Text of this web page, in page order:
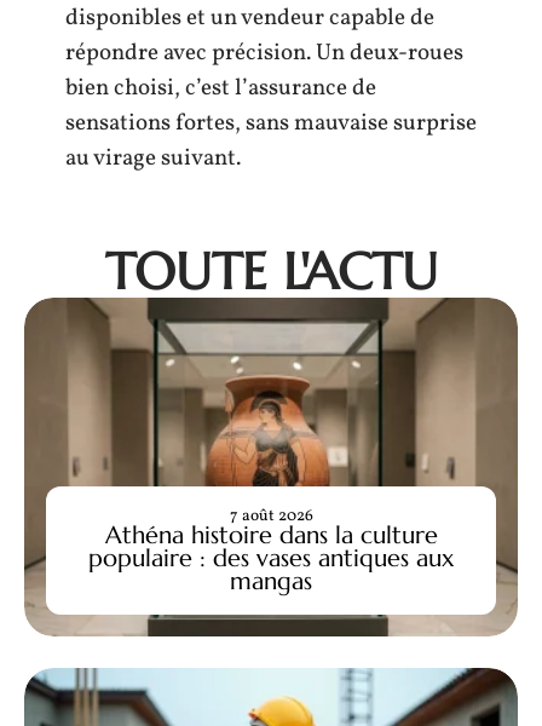
disponibles et un vendeur capable de
répondre avec précision. Un deux-roues
bien choisi, c’est l’assurance de
sensations fortes, sans mauvaise surprise
au virage suivant.
TOUTE L'ACTU
Athéna histoire dans la culture
populaire : des vases antiques aux
mangas
7 août 2026